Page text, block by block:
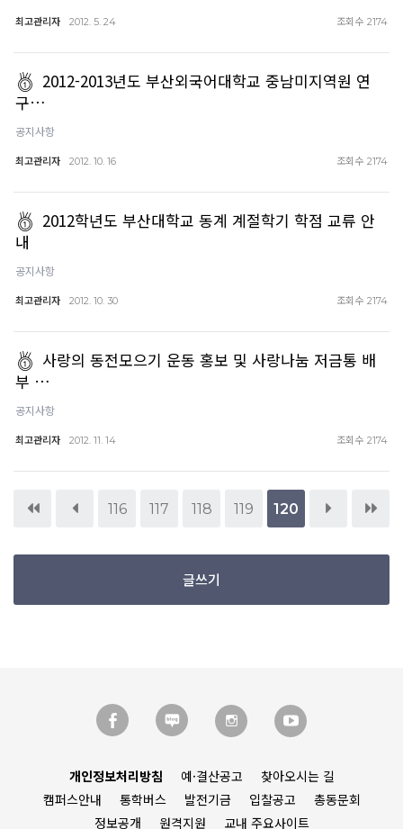
최고관리자 2012. 5. 24 조회수 2174
2012-2013년도 부산외국어대학교 중남미지역원 연
구…
공지사항
최고관리자 2012. 10. 16 조회수 2174
2012학년도 부산대학교 동계 계절학기 학점 교류 안
내
공지사항
최고관리자 2012. 10. 30 조회수 2174
사랑의 동전모으기 운동 홍보 및 사랑나눔 저금통 배
부 …
공지사항
최고관리자 2012. 11. 14 조회수 2174
116 117 118 119 120
글쓰기
개인정보처리방침 예·결산공고
찾아오시는 길
캠퍼스안내
통학버스 발전기금 입찰공고
총동문회
정보공개
원격지원 교내 주요사이트